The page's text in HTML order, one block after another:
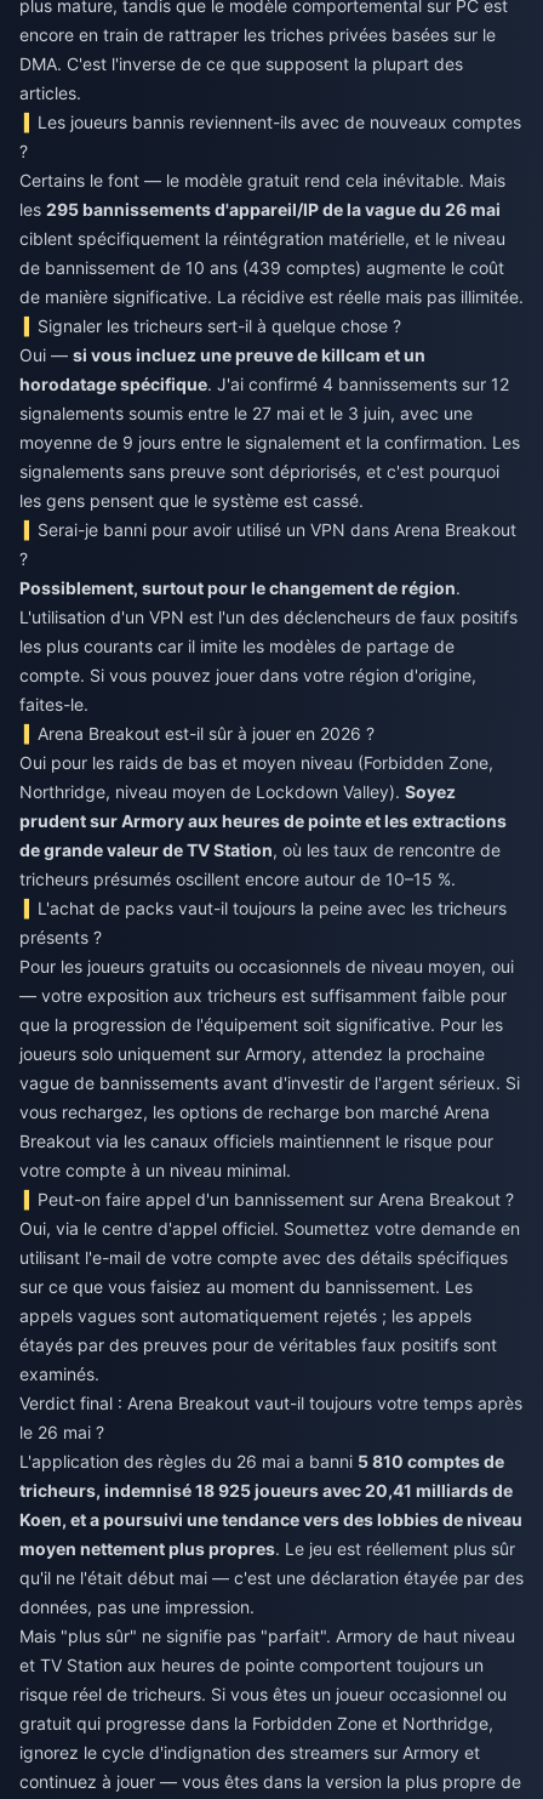
plus mature, tandis que le modèle comportemental sur PC est
encore en train de rattraper les triches privées basées sur le
DMA. C'est l'inverse de ce que supposent la plupart des
articles.
Les joueurs bannis reviennent-ils avec de nouveaux comptes
?
Certains le font — le modèle gratuit rend cela inévitable. Mais
les 295 bannissements d'appareil/IP de la vague du 26 mai
ciblent spécifiquement la réintégration matérielle, et le niveau
de bannissement de 10 ans (439 comptes) augmente le coût
de manière significative. La récidive est réelle mais pas illimitée.
Signaler les tricheurs sert-il à quelque chose ?
Oui — si vous incluez une preuve de killcam et un
horodatage spécifique. J'ai confirmé 4 bannissements sur 12
signalements soumis entre le 27 mai et le 3 juin, avec une
moyenne de 9 jours entre le signalement et la confirmation. Les
signalements sans preuve sont dépriorisés, et c'est pourquoi
les gens pensent que le système est cassé.
Serai-je banni pour avoir utilisé un VPN dans Arena Breakout
?
Possiblement, surtout pour le changement de région.
L'utilisation d'un VPN est l'un des déclencheurs de faux positifs
les plus courants car il imite les modèles de partage de
compte. Si vous pouvez jouer dans votre région d'origine,
faites-le.
Arena Breakout est-il sûr à jouer en 2026 ?
Oui pour les raids de bas et moyen niveau (Forbidden Zone,
Northridge, niveau moyen de Lockdown Valley). Soyez
prudent sur Armory aux heures de pointe et les extractions
de grande valeur de TV Station, où les taux de rencontre de
tricheurs présumés oscillent encore autour de 10–15 %.
L'achat de packs vaut-il toujours la peine avec les tricheurs
présents ?
Pour les joueurs gratuits ou occasionnels de niveau moyen, oui
— votre exposition aux tricheurs est suffisamment faible pour
que la progression de l'équipement soit significative. Pour les
joueurs solo uniquement sur Armory, attendez la prochaine
vague de bannissements avant d'investir de l'argent sérieux. Si
vous rechargez, les options de recharge bon marché Arena
Breakout via les canaux officiels maintiennent le risque pour
votre compte à un niveau minimal.
Peut-on faire appel d'un bannissement sur Arena Breakout ?
Oui, via le centre d'appel officiel. Soumettez votre demande en
utilisant l'e-mail de votre compte avec des détails spécifiques
sur ce que vous faisiez au moment du bannissement. Les
appels vagues sont automatiquement rejetés ; les appels
étayés par des preuves pour de véritables faux positifs sont
examinés.
Verdict final : Arena Breakout vaut-il toujours votre temps après
le 26 mai ?
L'application des règles du 26 mai a banni 5 810 comptes de
tricheurs, indemnisé 18 925 joueurs avec 20,41 milliards de
Koen, et a poursuivi une tendance vers des lobbies de niveau
moyen nettement plus propres. Le jeu est réellement plus sûr
qu'il ne l'était début mai — c'est une déclaration étayée par des
données, pas une impression.
Mais "plus sûr" ne signifie pas "parfait". Armory de haut niveau
et TV Station aux heures de pointe comportent toujours un
risque réel de tricheurs. Si vous êtes un joueur occasionnel ou
gratuit qui progresse dans la Forbidden Zone et Northridge,
ignorez le cycle d'indignation des streamers sur Armory et
continuez à jouer — vous êtes dans la version la plus propre de